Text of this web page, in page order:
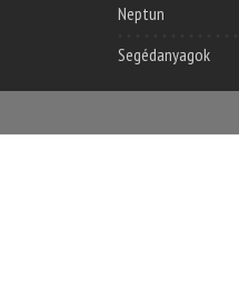
Neptun
Segédanyagok